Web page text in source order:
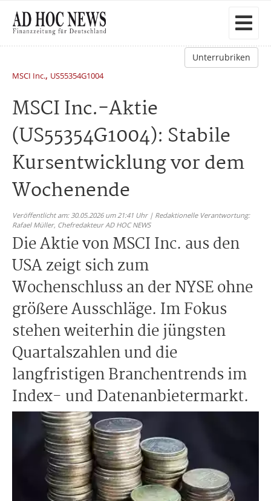
Unterrubriken
MSCI Inc., US55354G1004
MSCI Inc.-Aktie
(US55354G1004): Stabile
Kursentwicklung vor dem
Wochenende
Veröffentlicht am: 30.05.2026 um 21:41 Uhr | Redaktionelle Verantwortung:
Rafael Müller, Chefredakteur AD HOC NEWS
Die Aktie von MSCI Inc. aus den
USA zeigt sich zum
Wochenschluss an der NYSE ohne
größere Ausschläge. Im Fokus
stehen weiterhin die jüngsten
Quartalszahlen und die
langfristigen Branchentrends im
Index- und Datenanbietermarkt.